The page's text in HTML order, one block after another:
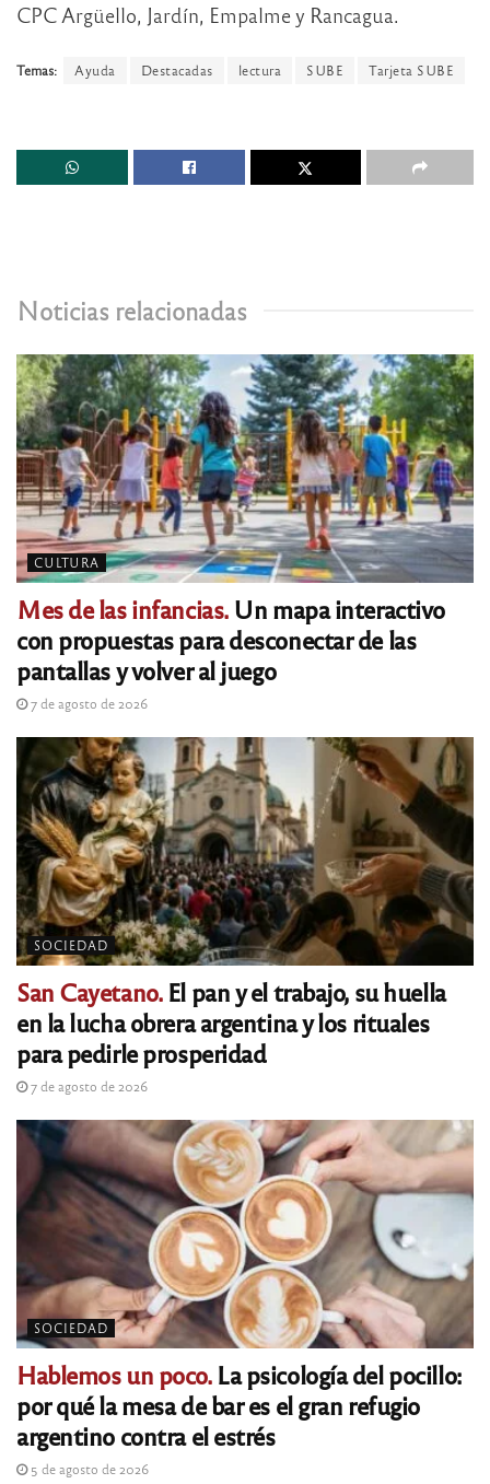
CPC Argüello, Jardín, Empalme y Rancagua.
Temas: Ayuda Destacadas lectura SUBE Tarjeta SUBE
Noticias relacionadas
CULTURA
Mes de las infancias.Un mapa interactivo
con propuestas para desconectar de las
pantallas y volver al juego
7 de agosto de 2026
SOCIEDAD
San Cayetano.El pan y el trabajo, su huella
en la lucha obrera argentina y los rituales
para pedirle prosperidad
7 de agosto de 2026
SOCIEDAD
Hablemos un poco.La psicología del pocillo:
por qué la mesa de bar es el gran refugio
argentino contra el estrés
5 de agosto de 2026